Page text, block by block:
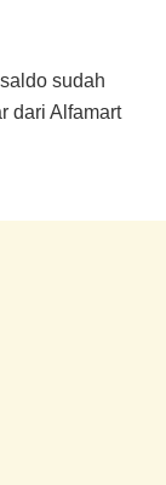
sudah
dari Alfamart